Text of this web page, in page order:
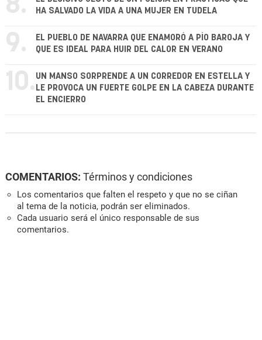
HA SALVADO LA VIDA A UNA MUJER EN TUDELA
9.
EL PUEBLO DE NAVARRA QUE ENAMORÓ A PÍO BAROJA Y
QUE ES IDEAL PARA HUIR DEL CALOR EN VERANO
10. UN MANSO SORPRENDE A UN CORREDOR EN ESTELLA Y
LE PROVOCA UN FUERTE GOLPE EN LA CABEZA DURANTE
EL ENCIERRO
COMENTARIOS: Términos y condiciones
Los comentarios que falten el respeto y que no se ciñan
al tema de la noticia, podrán ser eliminados.
Cada usuario será el único responsable de sus
comentarios.